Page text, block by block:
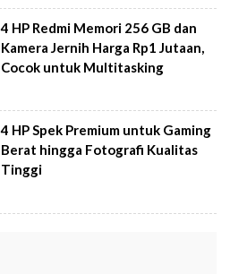
4 HP Redmi Memori 256 GB dan
Kamera Jernih Harga Rp1 Jutaan,
Cocok untuk Multitasking
4 HP Spek Premium untuk Gaming
Berat hingga Fotografi Kualitas
Tinggi